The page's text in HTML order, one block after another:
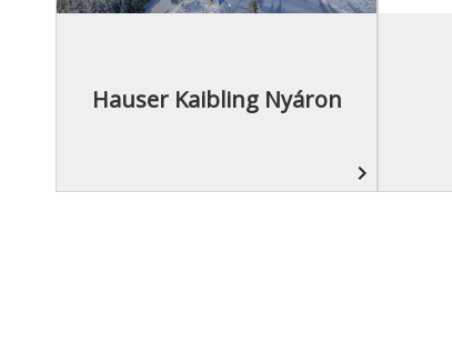
Hauser Kaibling Nyáron
navigate_next